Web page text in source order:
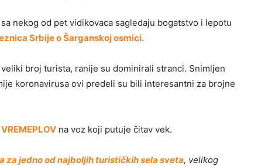
nekog od pet vidikovaca sagledaju bogatstvo i lepotu
Srbije o Šarganskoj osmici.
broj turista, ranije su dominirali stranci. Snimljen
koronavirusa ovi predeli su bili interesantni za brojne
VREMEPLOV na voz koji putuje čitav vek.
za jedno od najboljih turističkih sela sveta, velikog